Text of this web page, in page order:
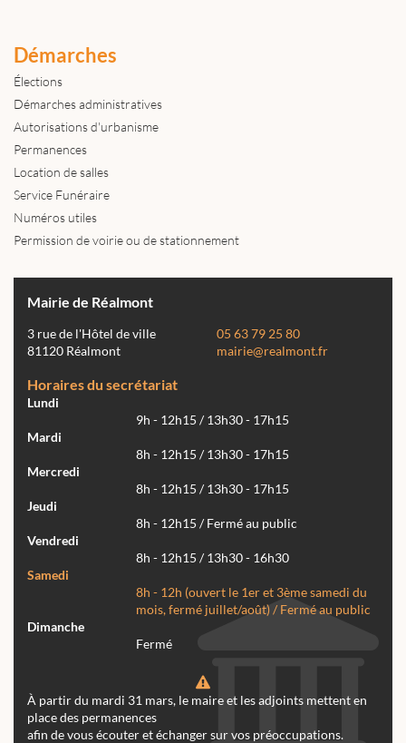
Démarches
Élections
Démarches administratives
Autorisations d'urbanisme
Permanences
Location de salles
Service Funéraire
Numéros utiles
Permission de voirie ou de stationnement
Mairie de Réalmont
3 rue de l'Hôtel de ville
81120 Réalmont
05 63 79 25 80
mairie@realmont.fr
Horaires du secrétariat
Lundi
9h - 12h15 / 13h30 - 17h15
Mardi
8h - 12h15 / 13h30 - 17h15
Mercredi
8h - 12h15 / 13h30 - 17h15
Jeudi
8h - 12h15 / Fermé au public
Vendredi
8h - 12h15 / 13h30 - 16h30
Samedi
8h - 12h (ouvert le 1er et 3ème samedi du
mois, fermé juillet/août) / Fermé au public
Dimanche
Fermé
À partir du mardi 31 mars, le maire et les adjoints mettent en
place des permanences
afin de vous écouter et échanger sur vos préoccupations.